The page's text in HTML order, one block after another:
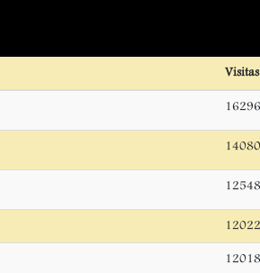
Visitas
16296
14080
12548
12022
12018